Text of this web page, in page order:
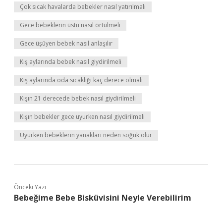
Çok sıcak havalarda bebekler nasıl yatırılmalı
Gece bebeklerin üstü nasıl örtülmeli
Gece üşüyen bebek nasıl anlaşılır
Kış aylarında bebek nasıl giydirilmeli
Kış aylarında oda sıcaklığı kaç derece olmalı
Kışın 21 derecede bebek nasıl giydirilmeli
Kışın bebekler gece uyurken nasıl giydirilmeli
Uyurken bebeklerin yanakları neden soğuk olur
Önceki Yazı
Bebeğime Bebe Bisküvisini Neyle Verebilirim